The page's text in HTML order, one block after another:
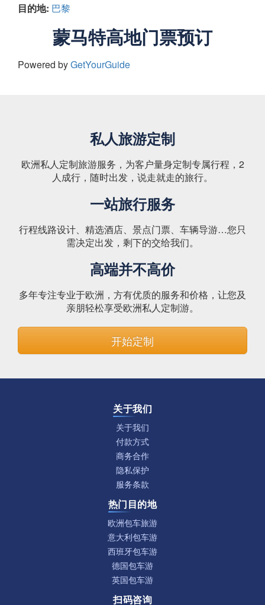
目的地: 巴黎
蒙马特高地门票预订
Powered byGetYourGuide
私人旅游定制
欧洲私人定制旅游服务，为客户量身定制专属行程，2
人成行，随时出发，说走就走的旅行。
一站旅行服务
行程线路设计、精选酒店、景点门票、车辆导游…您只
需决定出发，剩下的交给我们。
高端并不高价
多年专注专业于欧洲，方有优质的服务和价格，让您及
亲朋轻松享受欧洲私人定制游。
开始定制
关于我们
关于我们
付款方式
商务合作
隐私保护
服务条款
热门目的地
欧洲包车旅游
意大利包车游
西班牙包车游
德国包车游
英国包车游
扫码咨询